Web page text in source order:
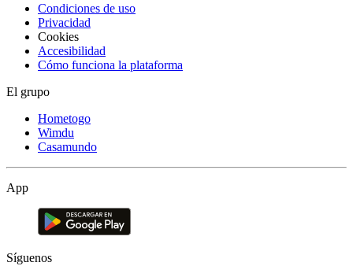
Condiciones de uso
Privacidad
Cookies
Accesibilidad
Cómo funciona la plataforma
El grupo
Hometogo
Wimdu
Casamundo
App
Síguenos